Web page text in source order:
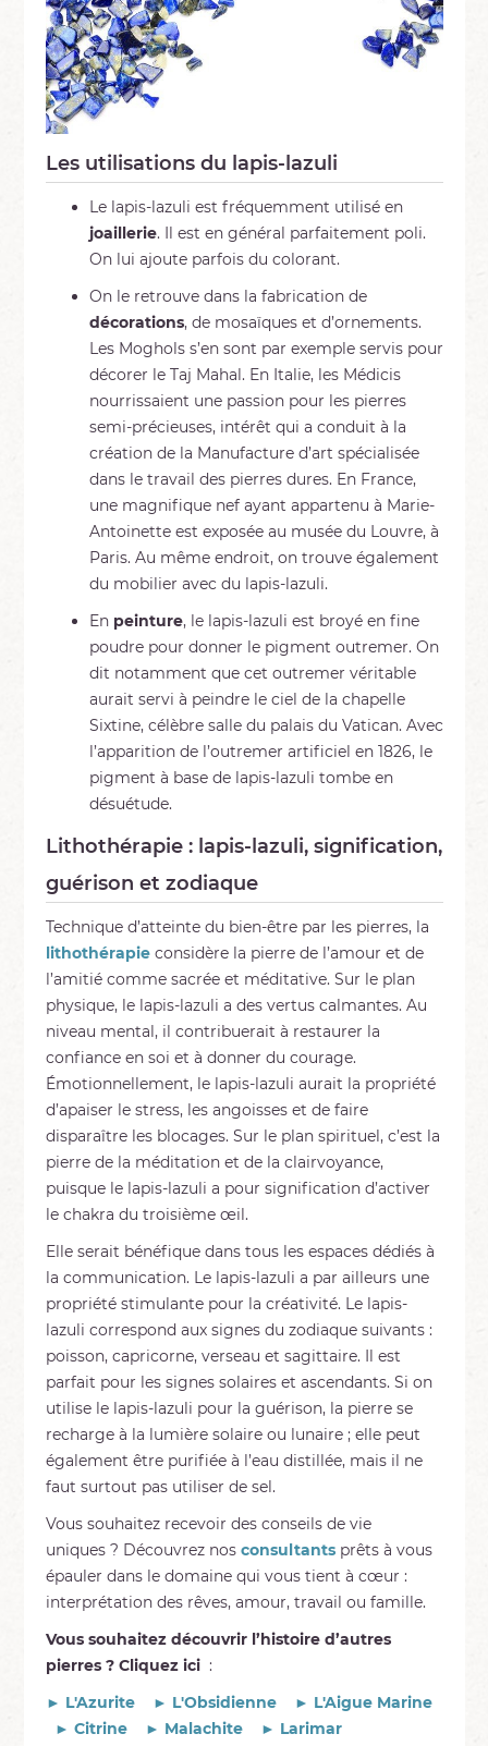
Les utilisations du lapis-lazuli
Le lapis-lazuli est fréquemment utilisé en
joaillerie. Il est en général parfaitement poli.
On lui ajoute parfois du colorant.
On le retrouve dans la fabrication de
décorations, de mosaïques et d’ornements.
Les Moghols s’en sont par exemple servis pour
décorer le Taj Mahal. En Italie, les Médicis
nourrissaient une passion pour les pierres
semi-précieuses, intérêt qui a conduit à la
création de la Manufacture d’art spécialisée
dans le travail des pierres dures. En France,
une magnifique nef ayant appartenu à Marie-
Antoinette est exposée au musée du Louvre, à
Paris. Au même endroit, on trouve également
du mobilier avec du lapis-lazuli.
En peinture, le lapis-lazuli est broyé en fine
poudre pour donner le pigment outremer. On
dit notamment que cet outremer véritable
aurait servi à peindre le ciel de la chapelle
Sixtine, célèbre salle du palais du Vatican. Avec
l’apparition de l’outremer artificiel en 1826, le
pigment à base de lapis-lazuli tombe en
désuétude.
Lithothérapie : lapis-lazuli, signification,
guérison et zodiaque
Technique d’atteinte du bien-être par les pierres, la
lithothérapieconsidère la pierre de l’amour et de
l’amitié comme sacrée et méditative. Sur le plan
physique, le lapis-lazuli a des vertus calmantes. Au
niveau mental, il contribuerait à restaurer la
confiance en soi et à donner du courage.
Émotionnellement, le lapis-lazuli aurait la propriété
d’apaiser le stress, les angoisses et de faire
disparaître les blocages. Sur le plan spirituel, c’est la
pierre de la méditation et de la clairvoyance,
puisque le lapis-lazuli a pour signification d’activer
le chakra du troisième œil.
Elle serait bénéfique dans tous les espaces dédiés à
la communication. Le lapis-lazuli a par ailleurs une
propriété stimulante pour la créativité. Le lapis-
lazuli correspond aux signes du zodiaque suivants :
poisson, capricorne, verseau et sagittaire. Il est
parfait pour les signes solaires et ascendants. Si on
utilise le lapis-lazuli pour la guérison, la pierre se
recharge à la lumière solaire ou lunaire ; elle peut
également être purifiée à l’eau distillée, mais il ne
faut surtout pas utiliser de sel.
Vous souhaitez recevoir des conseils de vie
uniques ? Découvrez nos consultantsprêts à vous
épauler dans le domaine qui vous tient à cœur :
interprétation des rêves, amour, travail ou famille.
Vous souhaitez découvrir l’histoire d’autres
pierres ? Cliquez ici :
► L'Azurite
► L'Obsidienne
► L'Aigue Marine
► Citrine
► Malachite
► Larimar